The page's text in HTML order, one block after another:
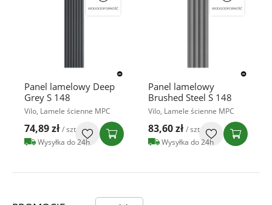
Panel lamelowy Deep
Grey S 148
Vilo, Lamele ścienne MPC
74,89 zł / szt
Wysyłka do 24h
Panel lamelowy
Brushed Steel S 148
Vilo, Lamele ścienne MPC
83,60 zł / szt
Wysyłka do 24h